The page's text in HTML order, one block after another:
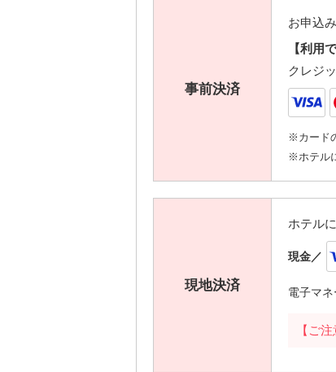
事前決済
お申込
【利用
クレジ
※カード
※ホテル
現地決済
ホテル
現金／
電子マネ
【ご注